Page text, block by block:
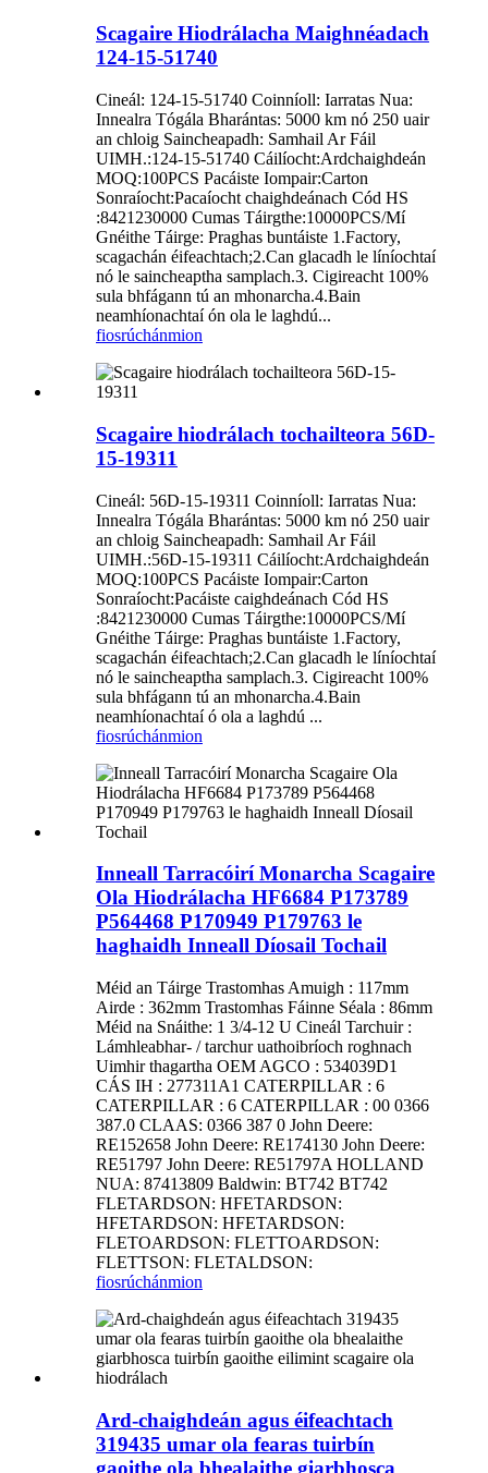
Scagaire Hiodrálacha Maighnéadach
124-15-51740
Cineál: 124-15-51740 Coinníoll: Iarratas Nua:
Innealra Tógála Bharántas: 5000 km nó 250 uair
an chloig Saincheapadh: Samhail Ar Fáil
UIMH.:124-15-51740 Cáilíocht:Ardchaighdeán
MOQ:100PCS Pacáiste Iompair:Carton
Sonraíocht:Pacaíocht chaighdeánach Cód HS
:8421230000 Cumas Táirgthe:10000PCS/Mí
Gnéithe Táirge: Praghas buntáiste 1.Factory,
scagachán éifeachtach;2.Can glacadh le líníochtaí
nó le saincheaptha samplach.3. Cigireacht 100%
sula bhfágann tú an mhonarcha.4.Bain
neamhíonachtaí ón ola le laghdú...
fiosrúchánmion
Scagaire hiodrálach tochailteora 56D-
15-19311
Cineál: 56D-15-19311 Coinníoll: Iarratas Nua:
Innealra Tógála Bharántas: 5000 km nó 250 uair
an chloig Saincheapadh: Samhail Ar Fáil
UIMH.:56D-15-19311 Cáilíocht:Ardchaighdeán
MOQ:100PCS Pacáiste Iompair:Carton
Sonraíocht:Pacáiste caighdeánach Cód HS
:8421230000 Cumas Táirgthe:10000PCS/Mí
Gnéithe Táirge: Praghas buntáiste 1.Factory,
scagachán éifeachtach;2.Can glacadh le líníochtaí
nó le saincheaptha samplach.3. Cigireacht 100%
sula bhfágann tú an mhonarcha.4.Bain
neamhíonachtaí ó ola a laghdú ...
fiosrúchánmion
Inneall Tarracóirí Monarcha Scagaire
Ola Hiodrálacha HF6684 P173789
P564468 P170949 P179763 le
haghaidh Inneall Díosail Tochail
Méid an Táirge Trastomhas Amuigh : 117mm
Airde : 362mm Trastomhas Fáinne Séala : 86mm
Méid na Snáithe: 1 3/4-12 U Cineál Tarchuir :
Lámhleabhar- / tarchur uathoibríoch roghnach
Uimhir thagartha OEM AGCO : 534039D1
CÁS IH : 277311A1 CATERPILLAR : 6
CATERPILLAR : 6 CATERPILLAR : 00 0366
387.0 CLAAS: 0366 387 0 John Deere:
RE152658 John Deere: RE174130 John Deere:
RE51797 John Deere: RE51797A HOLLAND
NUA: 87413809 Baldwin: BT742 BT742
FLETARDSON: HFETARDSON:
HFETARDSON: HFETARDSON:
FLETOARDSON: FLETTOARDSON:
FLETTSON: FLETALDSON:
fiosrúchánmion
Ard-chaighdeán agus éifeachtach
319435 umar ola fearas tuirbín
gaoithe ola bhealaithe giarbhosca